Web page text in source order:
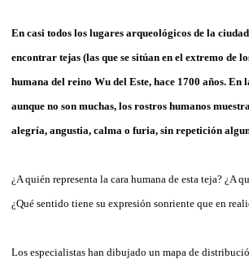
En casi todos los lugares arqueológicos de la
encontrar tejas (las que se sitúan en el extremo de
humana del reino Wu del Este, hace 1700 años. En
aunque no son muchas, los rostros humanos
alegría, angustia, calma o furia, sin repetición
¿A quién representa la cara humana de esta teja? ¿A
¿Qué sentido tiene su expresión sonriente que en
Los especialistas han dibujado un mapa de